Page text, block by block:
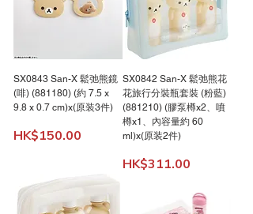
SX0843 San-X 鬆弛熊鏡
(啡) (881180) (約 7.5 x
9.8 x 0.7 cm)x(原装3件)
價格
HK$150.00
SX0842 San-X 鬆弛熊花
花旅行分裝瓶套裝 (粉藍)
(881210) (膠泵樽x2、噴
樽x1、內容量約 60
ml)x(原装2件)
價格
HK$311.00